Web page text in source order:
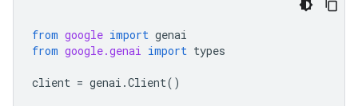
from google import genai
from google.genai import types
client = genai .Client()